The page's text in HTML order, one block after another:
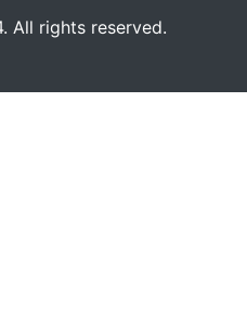
All rights reserved.